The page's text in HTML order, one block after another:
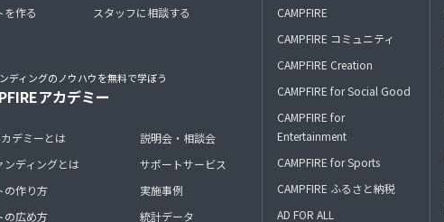
を作る
スタッフに相談する
ディングのノウハウを無料で学ぼう
アカデミー
デミーとは
ンディングとは
の作り方
の広め方
説明会・相談会
サポートサービス
実施事例
統計データ
CAMPFIRE
CAMPFIRE コミュニティ
CAMPFIRE Creation
CAMPFIRE for Social Good
CAMPFIRE for
Entertainment
CAMPFIRE for Sports
CAMPFIRE ふるさと納税
AD FOR ALL